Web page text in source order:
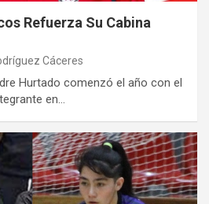
Refuerza Su Cabina
Cáceres
Hurtado comenzó el año con el
en…